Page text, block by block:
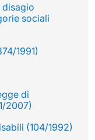
disagio
sociali
1991)
di
2007)
(104/1992)